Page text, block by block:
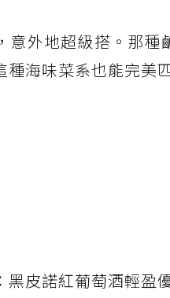
意外地超級搭。那
海味菜系也能完美
黑皮諾紅葡萄酒輕盈